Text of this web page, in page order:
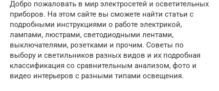
Добро пожаловать в мир электросетей и осветительных
приборов. На этом сайте вы сможете найти статьи с
подробными инструкциями о работе электрикой,
лампами, люстрами, светодиодными лентами,
выключателями, розетками и прочим. Советы по
выбору и светильников разных видов и их подробная
классификация со сравнительным анализом, фото и
видео интерьеров с разными типами освещения.